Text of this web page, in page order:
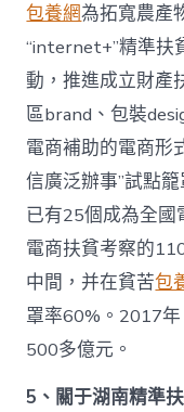
包養網為拓寬農產
“internet+”精準扶
動，推進成立財產
區brand、包裝
電商補助的電商形
信廣泛辦事”試點
已有25個成為全國
電商扶貧考察的
中間，并在貧苦包
罩率60%。2017
500多億元。
5、關于湖南精準